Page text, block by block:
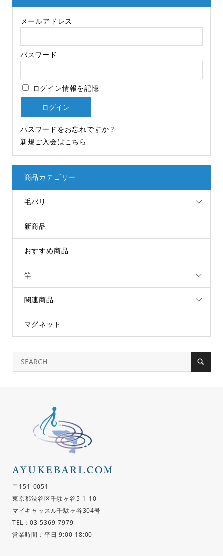
メールアドレス
パスワード
ログイン情報を記憶
パスワードをお忘れですか ?
新規ご入会はこちら
商品カテゴリー
毛バリ
新商品
おすすめ商品
竿
関連商品
マグネット
〒151-0051
東京都渋谷区千駄ヶ谷5-1-10
マイキャッスル千駄ヶ谷304号
TEL：03-5369-7979
営業時間：平日 9:00-18:00